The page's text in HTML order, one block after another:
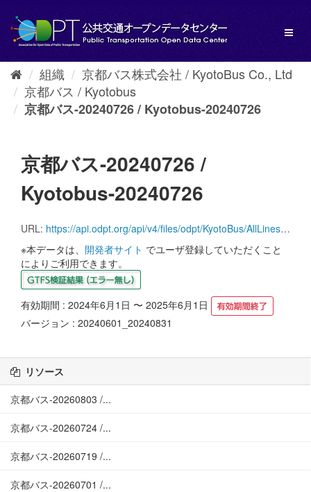
し
組織
京都バス株式会社 / KyotoBus Co., Ltd
京都バス / Kyotobus
京都バス-20240726 / Kyotobus-20240726
京都バス-20240726 /
Kyotobus-20240726
URL: https://api.odpt.org/api/v4/files/odpt/KyotoBus/AllLinesAnotherversion.zip?date=20240726&acl:consumerKey=[アクセストークン/YOUR_ACCESS_TOKEN]
※本データは、 開発者サイト でユーザ登録していただくこと
によりご利用できます。
有効期間 : 2024年6月1日 〜 2025年6月1日
バージョン : 20240601_20240831
リソース
京都バス-20260803 /...
京都バス-20260724 /...
京都バス-20260719 /...
京都バス-20260701 /...